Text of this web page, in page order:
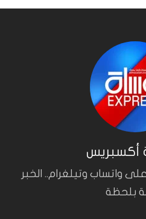
أكسبريس
واتساب وتيلغرام.. الخبر
بلحظة